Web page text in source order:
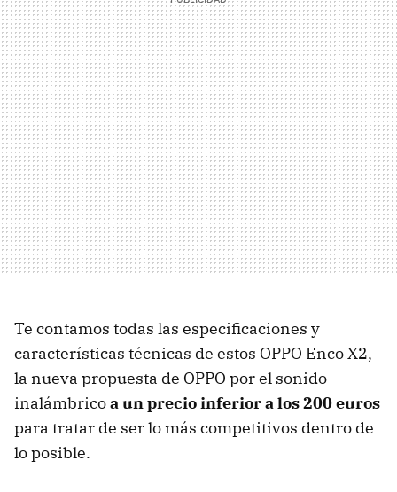
Te contamos todas las especificaciones y
características técnicas de estos OPPO Enco X2,
la nueva propuesta de OPPO por el sonido
inalámbricoa un precio inferior a los 200 euros
para tratar de ser lo más competitivos dentro de
lo posible.